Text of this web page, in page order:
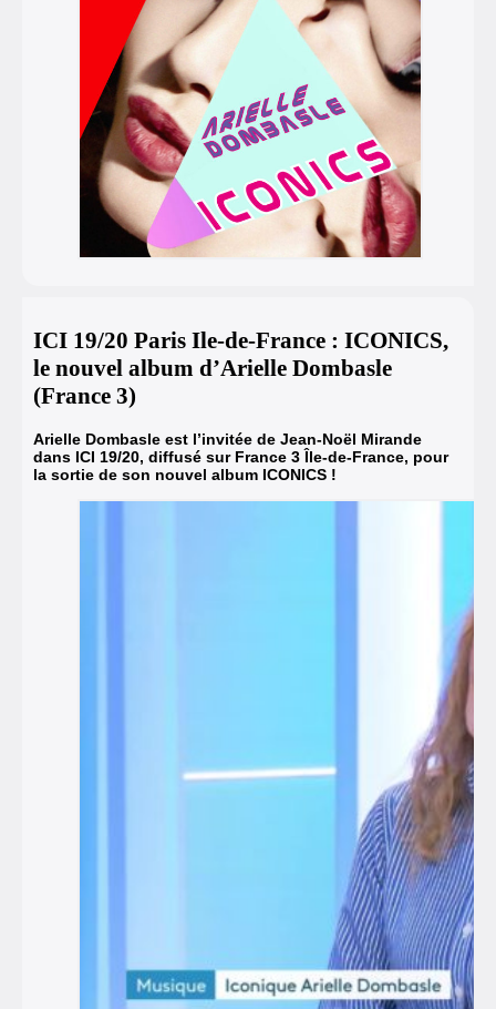
ICI 19/20 Paris Ile-de-France : ICONICS,
le nouvel album d’Arielle Dombasle
(France 3)
Arielle Dombasle est l’invitée de Jean-Noël Mirande
dans ICI 19/20, diffusé sur France 3 Île-de-France, pour
la sortie de son nouvel album ICONICS !